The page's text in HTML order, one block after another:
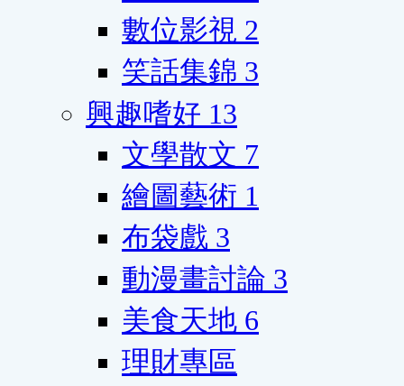
數位影視 2
笑話集錦 3
興趣嗜好 13
文學散文 7
繪圖藝術 1
布袋戲 3
動漫畫討論 3
美食天地 6
理財專區